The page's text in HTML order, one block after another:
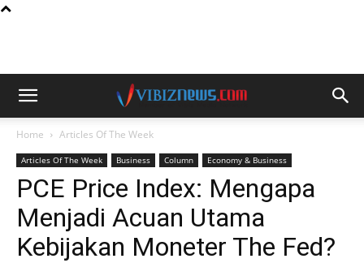
Home Articles Of The Week
Articles Of The Week Business Column Economy & Business
PCE Price Index: Mengapa
Menjadi Acuan Utama
Kebijakan Moneter The Fed?